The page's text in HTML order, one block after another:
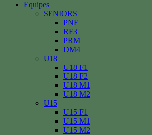
Equipes
SENIORS
PNF
RF3
PRM
DM4
U18
U18 F1
U18 F2
U18 M1
U18 M2
U15
U15 F1
U15 M1
U15 M2